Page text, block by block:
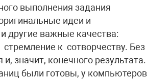
выполнения задания
идеи и
другие важные качества:
к сотворчеству. Без
значит, конечного результата.
были готовы, у компьютеров